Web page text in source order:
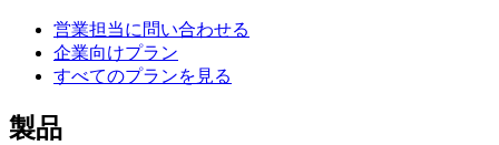
営業担当に問い合わせる
企業向けプラン
すべてのプランを見る
製品